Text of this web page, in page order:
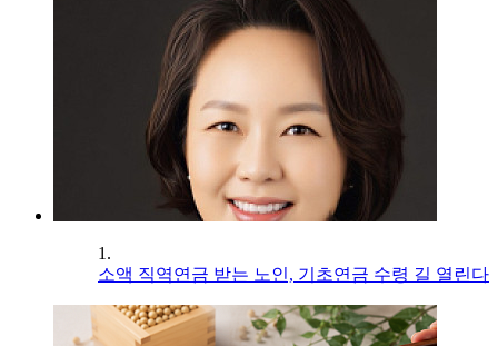
1.
소액 직역연금 받는 노인, 기초연금 수령 길 열린다